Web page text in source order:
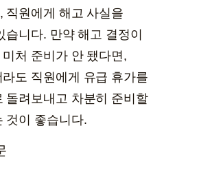
직원에게 해고 사실을
습니다. 만약 해고 결정이
처 준비가 안 됐다면,
도 직원에게 유급 휴가를
돌려보내고 차분히 준비할
것이 좋습니다.